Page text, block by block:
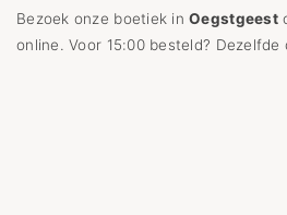
Bezoek onze boetiek inOegstgeest
online. Voor 15:00 besteld? Dezelfde